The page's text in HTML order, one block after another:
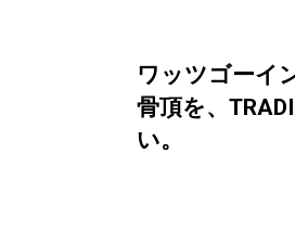
ワッツゴーイ
骨頂を、
い。